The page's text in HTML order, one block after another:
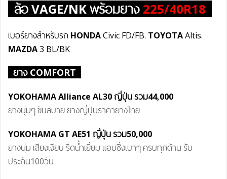
ล้อ VAGE/NK พร้อมยาง 225/40R18
เบอร์ยางสำหรับรถ HONDACivic FD/FB. TOYOTAAltis.
MAZDA3 BL/BK
ยาง COMFORT
YOKOHAMA Alliance AL30 ญี่ปุ่น รวม44,000
ยางนุ่มๆ ขับสบาย ยางญี่ปุ่นราคายางไทย
YOKOHAMA GT AE51 ญี่ปุ่นรวม50,000
ยางนุ่ม เสียงเงียบ รีดน้ำเยี่ยม แอบซิ่งเบาๆ ครบทุกด้าน รับ
ประกัน100วัน